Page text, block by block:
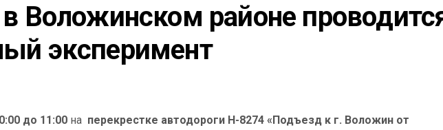
Воложинском районе
эксперимент
до 11:00 на перекрестке автодороги Н-8274 «Подъезд к г. Воложин от